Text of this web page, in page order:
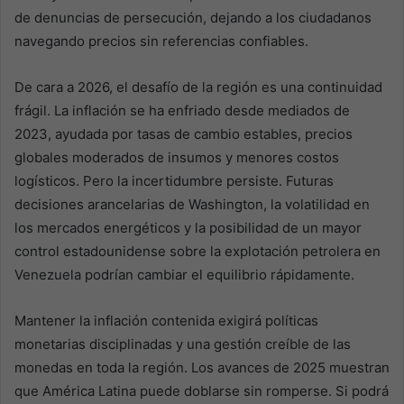
de denuncias de persecución, dejando a los ciudadanos
navegando precios sin referencias confiables.
De cara a 2026, el desafío de la región es una continuidad
frágil. La inflación se ha enfriado desde mediados de
2023, ayudada por tasas de cambio estables, precios
globales moderados de insumos y menores costos
logísticos. Pero la incertidumbre persiste. Futuras
decisiones arancelarias de Washington, la volatilidad en
los mercados energéticos y la posibilidad de un mayor
control estadounidense sobre la explotación petrolera en
Venezuela podrían cambiar el equilibrio rápidamente.
Mantener la inflación contenida exigirá políticas
monetarias disciplinadas y una gestión creíble de las
monedas en toda la región. Los avances de 2025 muestran
que América Latina puede doblarse sin romperse. Si podrá